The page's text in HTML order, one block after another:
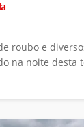
roubo e
na noite desta